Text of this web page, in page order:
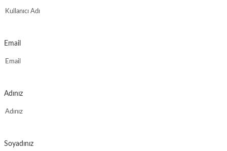
Email
Adınız
Soyadınız